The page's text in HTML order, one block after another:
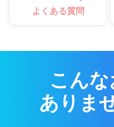
よくある質問
こん
ありま